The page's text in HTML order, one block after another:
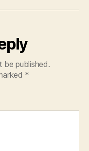
be published.
*